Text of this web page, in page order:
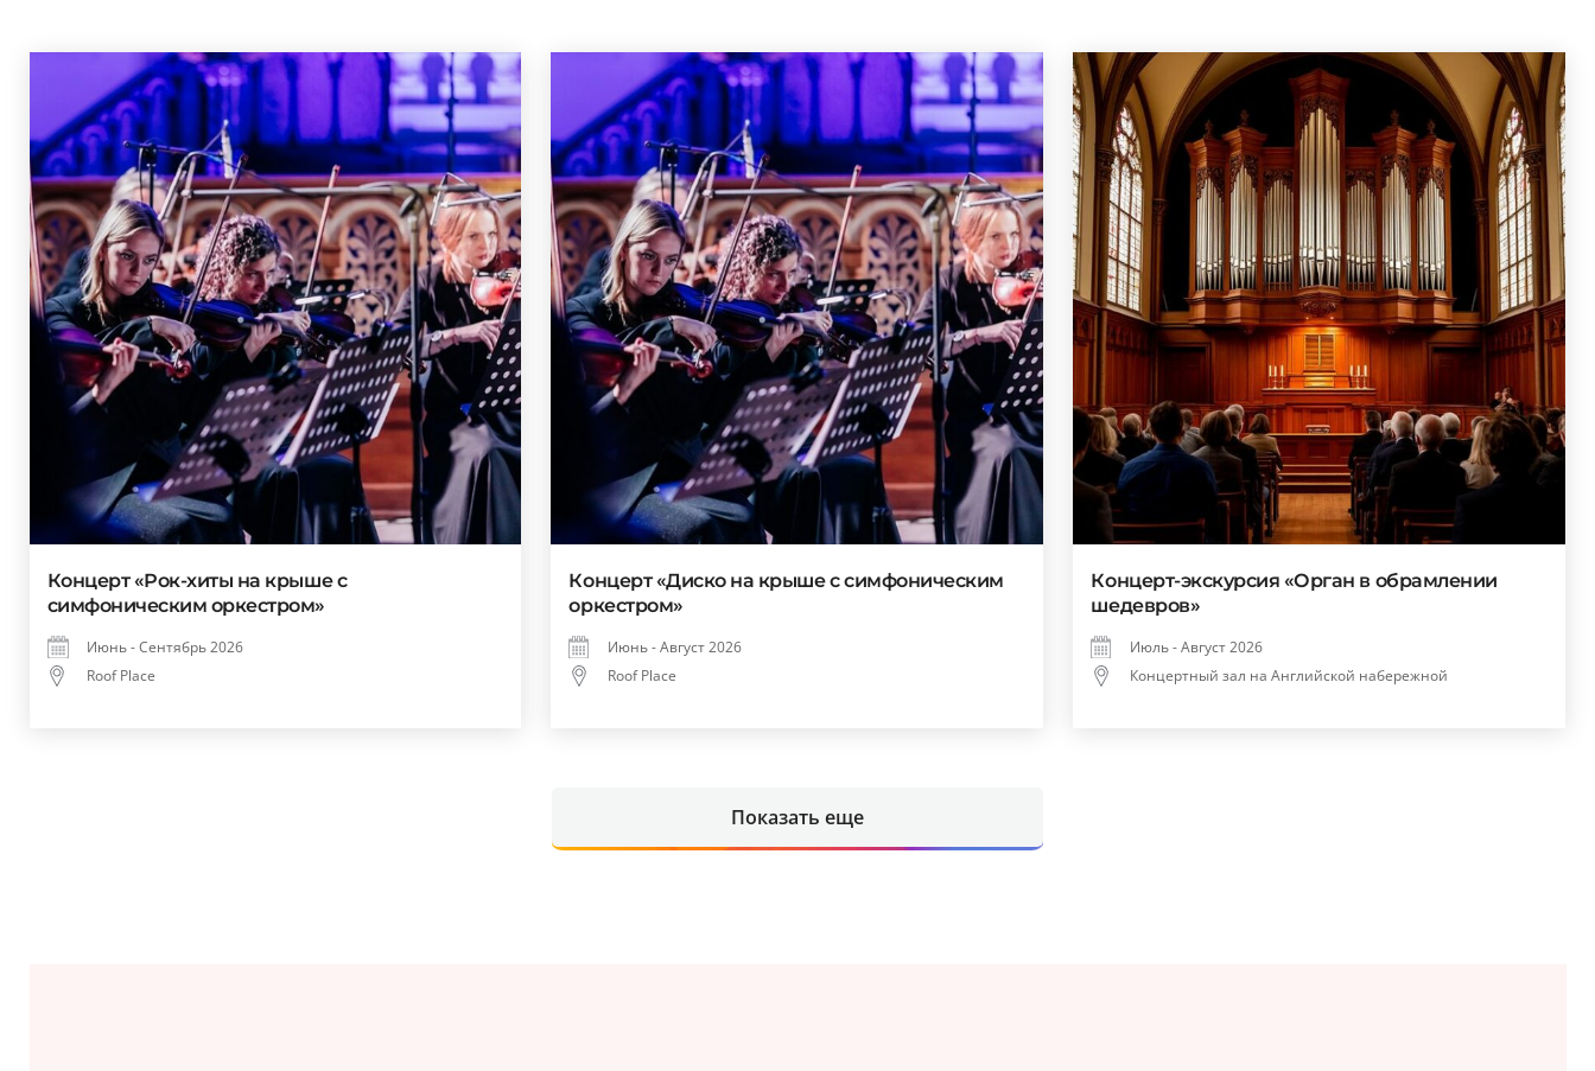
Концерт «Рок-хиты на крыше с
симфоническим оркестром»
Июнь - Сентябрь 2026
Roof Place
Концерт «Диско на крыше с симфоническим
оркестром»
Июнь - Август 2026
Roof Place
Концерт-экскурсия «Орган в обрамлении
шедевров»
Июль - Август 2026
Концертный зал на Английской набережной
Показать еще